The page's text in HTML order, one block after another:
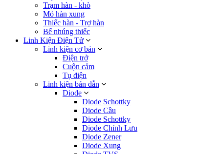
Trạm hàn - khò
Mỏ hàn xung
Thiếc hàn - Trợ hàn
Bể nhúng thiếc
Linh Kiện Điện Tử
Linh kiện cơ bản
Điện trở
Cuộn cảm
Tụ điện
Linh kiện bán dẫn
Diode
Diode Schottky
Diode Cầu
Diode Schottky
Diode Chỉnh Lưu
Diode Zener
Diode Xung